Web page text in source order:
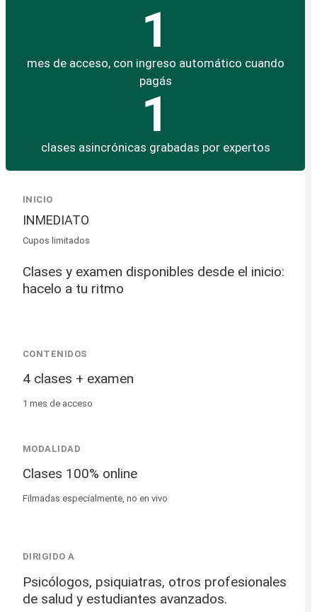
1
mes de acceso, con ingreso automático cuando
pagás
1
clases asincrónicas grabadas por expertos
INICIO
INMEDIATO
Cupos limitados
Clases y examen disponibles desde el inicio:
hacelo a tu ritmo
CONTENIDOS
4 clases + examen
1 mes de acceso
MODALIDAD
Clases 100% online
Filmadas especialmente, no en vivo
DIRIGIDO A
Psicólogos, psiquiatras, otros profesionales
de salud y estudiantes avanzados.